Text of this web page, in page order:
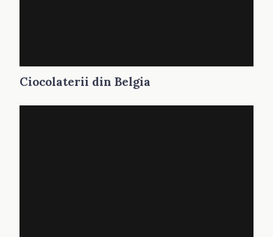
Ciocolaterii din Belgia